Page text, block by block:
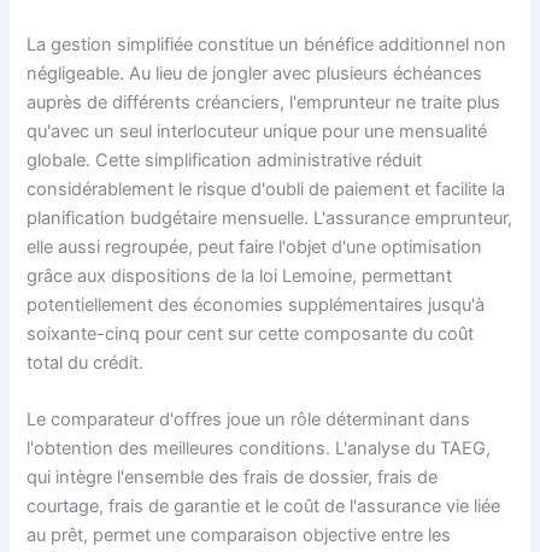
La gestion simplifiée constitue un bénéfice additionnel non
négligeable. Au lieu de jongler avec plusieurs échéances
auprès de différents créanciers, l'emprunteur ne traite plus
qu'avec un seul interlocuteur unique pour une mensualité
globale. Cette simplification administrative réduit
considérablement le risque d'oubli de paiement et facilite la
planification budgétaire mensuelle. L'assurance emprunteur,
elle aussi regroupée, peut faire l'objet d'une optimisation
grâce aux dispositions de la loi Lemoine, permettant
potentiellement des économies supplémentaires jusqu'à
soixante-cinq pour cent sur cette composante du coût
total du crédit.
Le comparateur d'offres joue un rôle déterminant dans
l'obtention des meilleures conditions. L'analyse du TAEG,
qui intègre l'ensemble des frais de dossier, frais de
courtage, frais de garantie et le coût de l'assurance vie liée
au prêt, permet une comparaison objective entre les